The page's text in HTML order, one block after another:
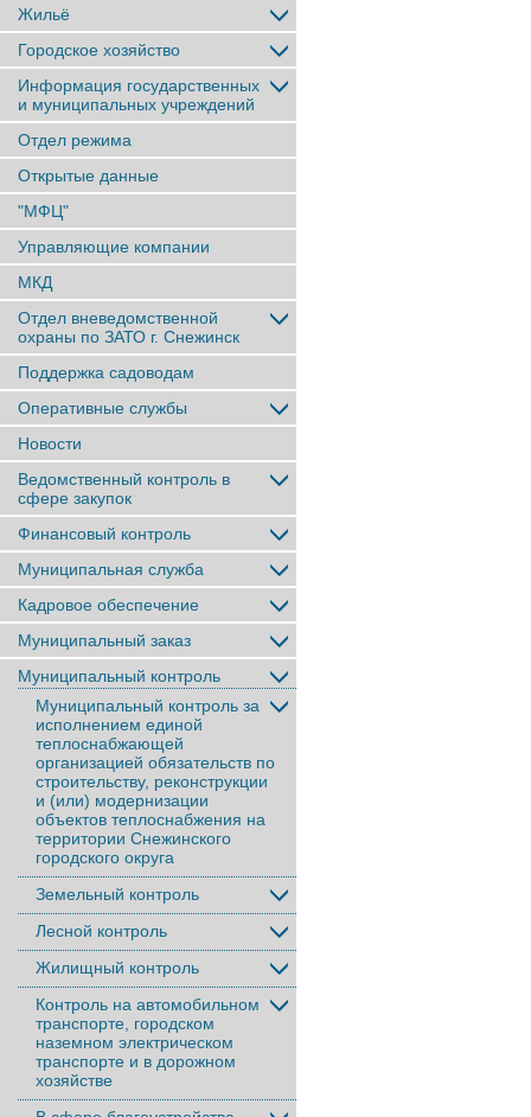
Жильё
Городское хозяйство
Информация государственных
и муниципальных учреждений
Отдел режима
Открытые данные
"МФЦ"
Управляющие компании
МКД
Отдел вневедомственной
охраны по ЗАТО г. Снежинск
Поддержка садоводам
Оперативные службы
Новости
Ведомственный контроль в
сфере закупок
Финансовый контроль
Муниципальная служба
Кадровое обеспечение
Муниципальный заказ
Муниципальный контроль
Муниципальный контроль за
исполнением единой
теплоснабжающей
организацией обязательств по
строительству, реконструкции
и (или) модернизации
объектов теплоснабжения на
территории Снежинского
городского округа
Земельный контроль
Лесной контроль
Жилищный контроль
Контроль на автомобильном
транспорте, городском
наземном электрическом
транспорте и в дорожном
хозяйстве